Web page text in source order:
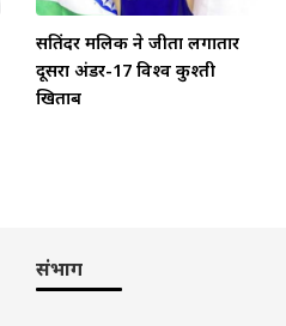
सतिंदर मलिक ने जीता लगातार
दूसरा अंडर-17 विश्व कुश्ती
खिताब
संभाग